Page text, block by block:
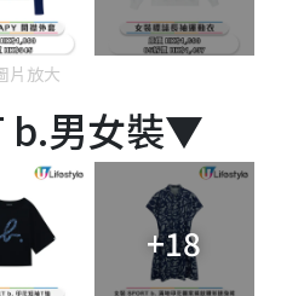
片放大
b.男女裝▼
+18